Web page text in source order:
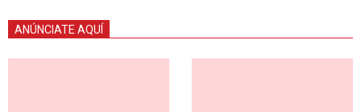
ANÚNCIATE AQUÍ